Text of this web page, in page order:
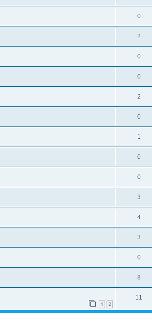
0
2
0
0
2
0
1
0
0
3
4
3
0
8
1 2
11